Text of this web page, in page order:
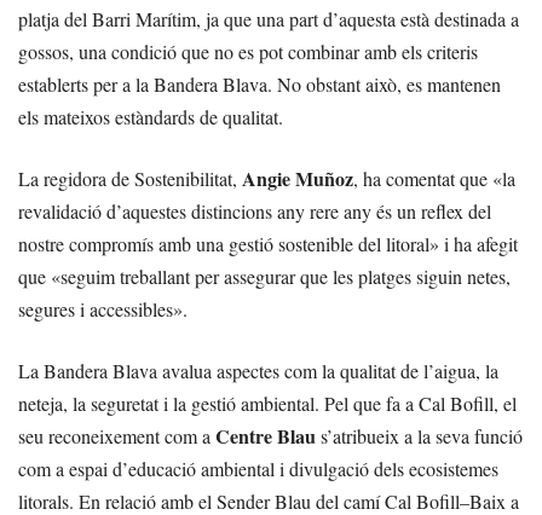
platja del Barri Marítim, ja que una part d’aquesta està destinada a
gossos, una condició que no es pot combinar amb els criteris
establerts per a la Bandera Blava. No obstant això, es mantenen
els mateixos estàndards de qualitat.
La regidora de Sostenibilitat, Angie Muñoz, ha comentat que «la
revalidació d’aquestes distincions any rere any és un reflex del
nostre compromís amb una gestió sostenible del litoral» i ha afegit
que «seguim treballant per assegurar que les platges siguin netes,
segures i accessibles».
La Bandera Blava avalua aspectes com la qualitat de l’aigua, la
neteja, la seguretat i la gestió ambiental. Pel que fa a Cal Bofill, el
seu reconeixement com a Centre Blaus’atribueix a la seva funció
com a espai d’educació ambiental i divulgació dels ecosistemes
litorals. En relació amb el Sender Blau del camí Cal Bofill–Baix a